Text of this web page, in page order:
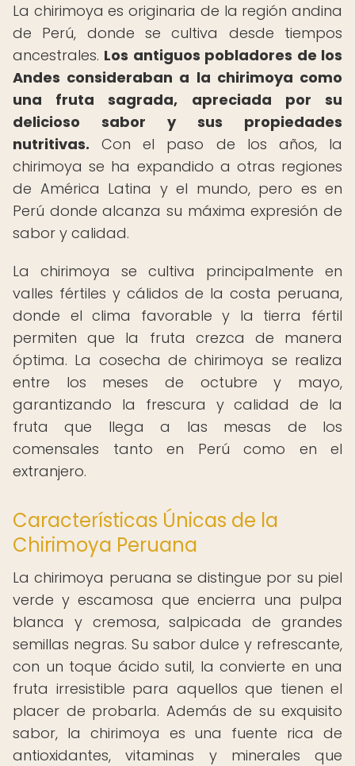
La chirimoya es originaria de la región andina
de Perú, donde se cultiva desde tiempos
ancestrales. Los antiguos pobladores de los
Andes consideraban a la chirimoya como
una fruta sagrada, apreciada por su
delicioso sabor y sus propiedades
nutritivas. Con el paso de los años, la
chirimoya se ha expandido a otras regiones
de América Latina y el mundo, pero es en
Perú donde alcanza su máxima expresión de
sabor y calidad.
La chirimoya se cultiva principalmente en
valles fértiles y cálidos de la costa peruana,
donde el clima favorable y la tierra fértil
permiten que la fruta crezca de manera
óptima. La cosecha de chirimoya se realiza
entre los meses de octubre y mayo,
garantizando la frescura y calidad de la
fruta que llega a las mesas de los
comensales tanto en Perú como en el
extranjero.
Características Únicas de la
Chirimoya Peruana
La chirimoya peruana se distingue por su piel
verde y escamosa que encierra una pulpa
blanca y cremosa, salpicada de grandes
semillas negras. Su sabor dulce y refrescante,
con un toque ácido sutil, la convierte en una
fruta irresistible para aquellos que tienen el
placer de probarla. Además de su exquisito
sabor, la chirimoya es una fuente rica de
antioxidantes, vitaminas y minerales que